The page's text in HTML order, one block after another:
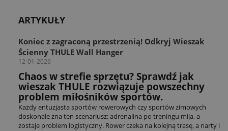
ARTYKUŁY
Koniec z zagraconą przestrzenią! Odkryj Wieszak
Ścienny THULE Wall Hanger
12-01-2026
Chaos w strefie sprzętu? Sprawdź jak
wieszak THULE rozwiązuje powszechny
problem miłośników sportów.
Każdy entuzjasta sportów rowerowych czy sportów zimowych
doskonale zna ten scenariusz: adrenalina po treningu mija, a
zostaje problem logistyczny. Rower czeka na kolejną trasę, a narty i